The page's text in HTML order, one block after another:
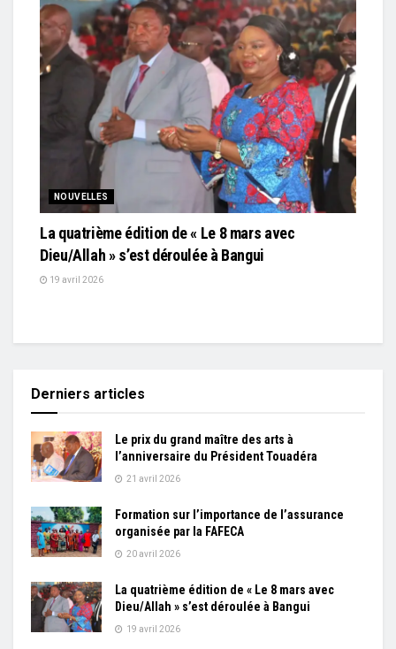
NOUVELLES
La quatrième édition de « Le 8 mars avec
Dieu/Allah » s’est déroulée à Bangui
19 avril 2026
Derniers articles
Le prix du grand maître des arts à
l’anniversaire du Président Touadéra
21 avril 2026
Formation sur l’importance de l’assurance
organisée par la FAFECA
20 avril 2026
La quatrième édition de « Le 8 mars avec
Dieu/Allah » s’est déroulée à Bangui
19 avril 2026